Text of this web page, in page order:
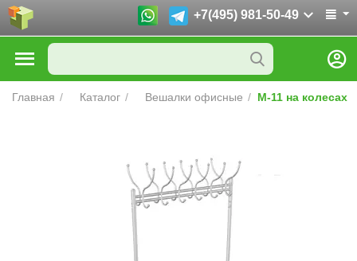
+7(495) 981-50-49
Главная / Каталог / Вешалки офисные / М-11 на колесах